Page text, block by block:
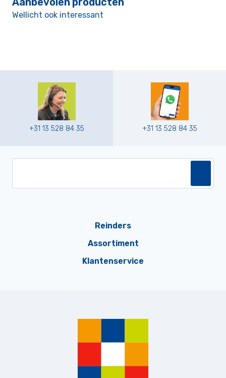
Wellicht ook interessant
+31 13 528 84 35 +31 13 528 84 35
Reinders
Assortiment
Klantenservice